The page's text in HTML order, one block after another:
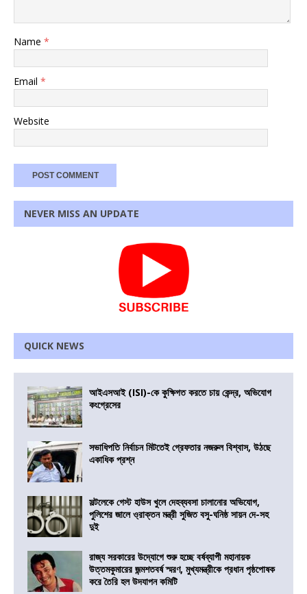
Name *
Email *
Website
NEVER MISS AN UPDATE
QUICK NEWS
আইএসআই (ISI)-কে কুক্ষিগত করতে চায় কেন্দ্র, অভিযোগ
কংগ্রেসের
সভাধিপতি নির্বাচন মিটতেই গ্রেফতার নজরুল বিশ্বাস, উঠছে
একাধিক প্রশ্ন
সল্টলেকে গেস্ট হাউস খুলে দেহব্যবসা চালানোর অভিযোগ,
পুলিশের জালে ও্রাক্তন মন্ত্রী সুজিত বসু-ঘনিষ্ঠ সায়ন দে-সহ
দুই
রাজ্য সরকারের উদ্যোগে শুরু হচ্ছে বর্ষব্যাপী মহানায়ক
উত্তমকুমারের জন্মশতবর্ষ স্মরণ, মুখ্যমন্ত্রীকে প্রধান পৃষ্ঠপোষক
করে তৈরি হল উদযাপন কমিটি